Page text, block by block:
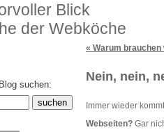
Blick
der Webköche
« Warum brauchen
Nein, nein,
Immer wieder
Webseiten? Gar
suchen: